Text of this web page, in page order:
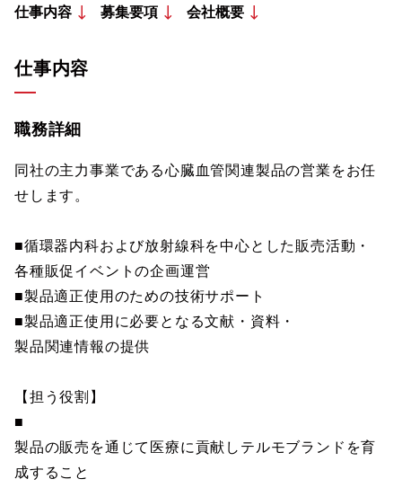
仕事内容 募集要項 会社概要
仕事内容
職務詳細
同社の主力事業である心臓血管関連製品の営業をお任
せします。
■循環器内科および放射線科を中心とした販売活動・
各種販促イベントの企画運営
■製品適正使用のための技術サポート
■製品適正使用に必要となる文献・資料・
製品関連情報の提供
【担う役割】
■
製品の販売を通じて医療に貢献しテルモブランドを育
成すること